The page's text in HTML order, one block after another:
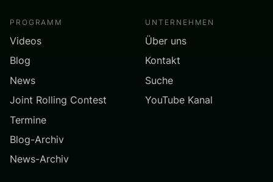
PROGRAMM
Videos
Blog
News
Joint Rolling Contest
Termine
Blog-Archiv
News-Archiv
UNTERNEHMEN
Über uns
Kontakt
Suche
YouTube Kanal